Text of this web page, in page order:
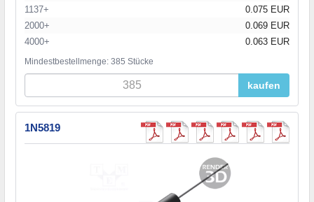
1137+
0.075 EUR
2000+
0.069 EUR
4000+
0.063 EUR
Mindestbestellmenge: 385 Stücke
kaufen
1N5819